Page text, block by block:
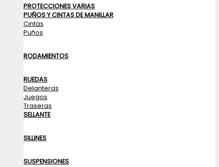
PROTECCIONES VARIAS
PUÑOS Y CINTAS DE MANILLAR
Cintas
Puños
RODAMIENTOS
RUEDAS
Delanteras
Juegos
Traseras
SELLANTE
SILLINES
SUSPENSIONES